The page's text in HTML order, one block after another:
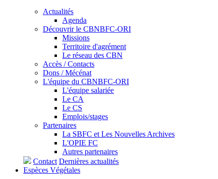
Actualités
Agenda
Découvrir le CBNBFC-ORI
Missions
Territoire d'agrément
Le réseau des CBN
Accès / Contacts
Dons / Mécénat
L'équipe du CBNBFC-ORI
L'équipe salariée
Le CA
Le CS
Emplois/stages
Partenaires
La SBFC et Les Nouvelles Archives
L'OPIE FC
Autres partenaires
Contact Dernières actualités
Espèces Végétales